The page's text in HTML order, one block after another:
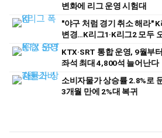
변화에 리그 운영 시험대
"야구 처럼 경기 취소 해라"
변경…K리그1·K리그2 모두
KTX·SRT 통합 운영, 9월부
좌석 최대 4,800석 늘어난다
소비자물가 상승률 2.8%로
3개월 만에 2%대 복귀